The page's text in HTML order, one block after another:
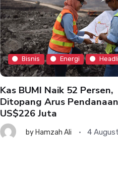
Bisnis Energi
Kas BUMI Naik 52 Persen,
Ditopang Arus Pendanaan
US$226 Juta
by Hamzah Ali 4